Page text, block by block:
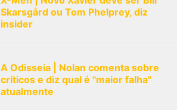
Skarsgård ou Tom Phelprey, diz
insider
A Odisseia | Nolan comenta sobre
críticos e diz qual é "maior falha"
atualmente